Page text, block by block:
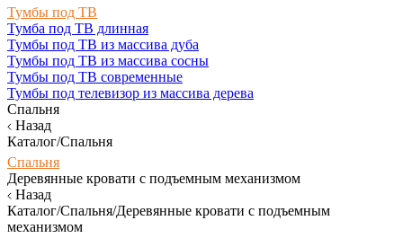
Тумбы под ТВ
Тумба под ТВ длинная
Тумбы под ТВ из массива дуба
Тумбы под ТВ из массива сосны
Тумбы под ТВ современные
Тумбы под телевизор из массива дерева
Спальня
Назад
Каталог/Спальня
Спальня
Деревянные кровати с подъемным механизмом
Назад
Каталог/Спальня/Деревянные кровати с подъемным
механизмом